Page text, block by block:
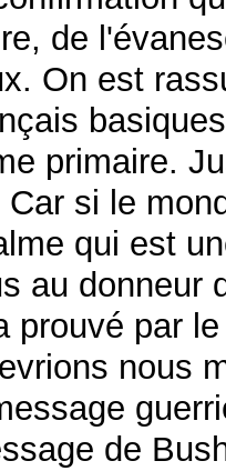
de
On est
primaire.
si le
qui est
au donneur
prouvé par
nous
de